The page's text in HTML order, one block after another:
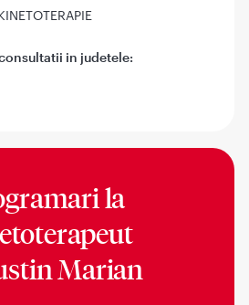
in judetele:
la
Marian